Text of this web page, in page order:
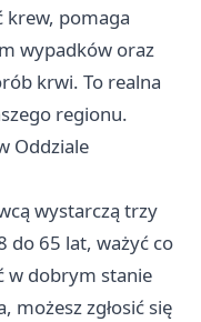
krew, pomaga
wypadków oraz
krwi. To realna
regionu.
Oddziale
wystarczą trzy
do 65 lat, ważyć co
w dobrym stanie
możesz zgłosić się